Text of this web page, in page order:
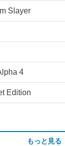
Slayer
4
Edition
もっと見る